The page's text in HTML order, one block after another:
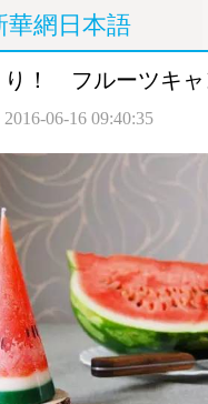
華網日本語
政治
評論
り！ フルーツキャ
2016-06-16 09:40:35